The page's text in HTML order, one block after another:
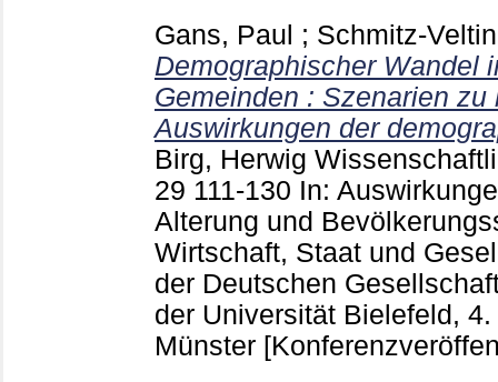
Gans, Paul ; Schmitz-
Demographischer Wandel
Gemeinden : Szenarien zu
Auswirkungen der
Birg, Herwig
29 111-130 In:
Alterung und
Wirtschaft, Staat und
der Deutschen
der Universität Bielefeld,
Münster